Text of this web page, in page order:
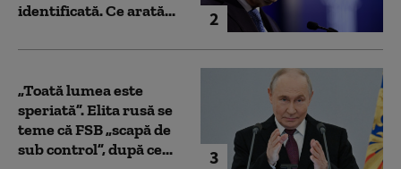
2
identificată. Ce arată...
3
„Toată lumea este
speriată”. Elita rusă se
teme că FSB „scapă de
sub control”, după ce...